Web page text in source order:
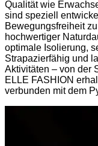
Qualität wie
sind speziell
Bewegungsfreiheit
hochwertiger
optimale Isolierung,
Strapazierfähig und
Aktivitäten – von der
ELLE FASHION
verbunden mit dem